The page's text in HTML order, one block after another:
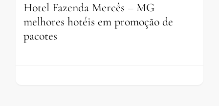
Hotel Fazenda Mercês – MG
melhores hotéis em promoção de
pacotes